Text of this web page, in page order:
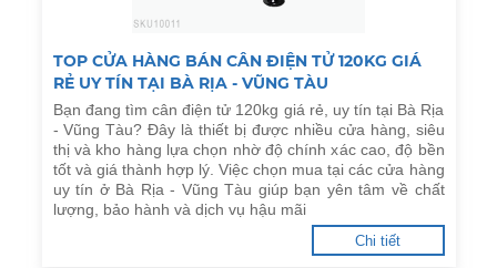
TOP CỬA HÀNG BÁN CÂN ĐIỆN TỬ 120KG GIÁ
RẺ UY TÍN TẠI BÀ RỊA - VŨNG TÀU
Bạn đang tìm cân điện tử 120kg giá rẻ, uy tín tại Bà Rịa
- Vũng Tàu? Đây là thiết bị được nhiều cửa hàng, siêu
thị và kho hàng lựa chọn nhờ độ chính xác cao, độ bền
tốt và giá thành hợp lý. Việc chọn mua tại các cửa hàng
uy tín ở Bà Rịa - Vũng Tàu giúp bạn yên tâm về chất
lượng, bảo hành và dịch vụ hậu mãi
Chi tiết